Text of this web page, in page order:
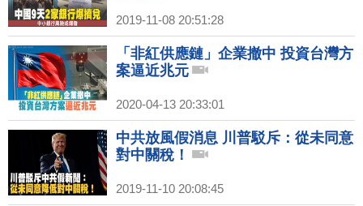
2019-11-08 20:51:28
「非紅供應鏈」企業撤中 投資台灣方
案逼近兆元
2020-04-13 20:33:01
中共放風假消息 川普駁斥：從未同意
對中關稅！
2019-11-10 20:08:45